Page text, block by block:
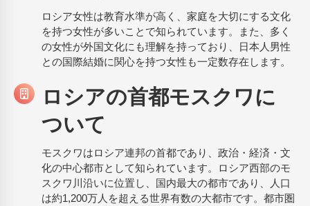
ロシア女性は教育水準が高く、家庭を大切にする文化
を持つ女性が多いことで知られています。また、多く
の女性が外国文化にも理解を持っており、日本人男性
との国際結婚に関心を持つ女性も一定数存在します。
ロシアの首都モスクワに
ついて
モスクワはロシア連邦の首都であり、政治・経済・文
化の中心都市として知られています。ロシア西部のモ
スクワ川沿いに位置し、国内最大の都市であり、人口
は約1,200万人を超える世界有数の大都市です。都市圏